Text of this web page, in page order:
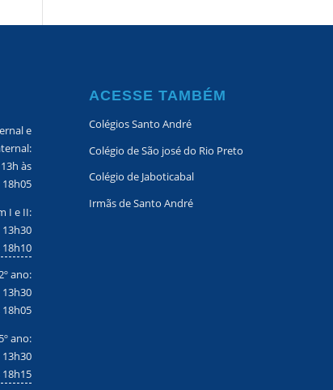
e
às
18h05
I e II:
18h10
ano:
18h05
ano:
18h15
ACESSE TAMBÉM
Colégios Santo André
Colégio de São josé do Rio Preto
Colégio de Jaboticabal
Irmãs de Santo André